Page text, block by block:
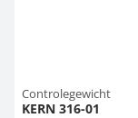
Controlegewicht
KERN 316-01